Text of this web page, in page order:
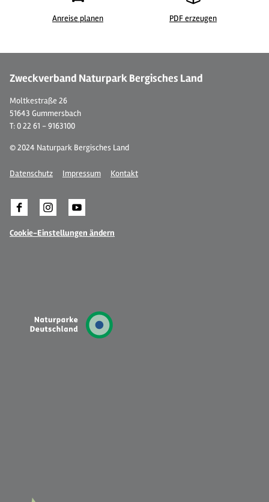
Anreise planen PDF erzeugen
Zweckverband Naturpark Bergisches Land
Moltkestraße 26
51643 Gummersbach
T: 0 22 61 - 9163100
© 2024 Naturpark Bergisches Land
Datenschutz Impressum Kontakt
Cookie-Einstellungen ändern